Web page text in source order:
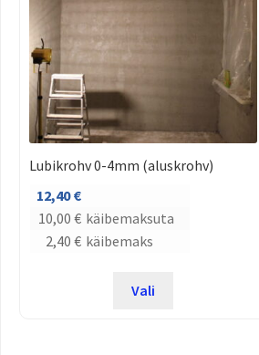
Lubikrohv 0-4mm (aluskrohv)
12,40€
10,00 € käibemaksuta
2,40 € käibemaks
Vali